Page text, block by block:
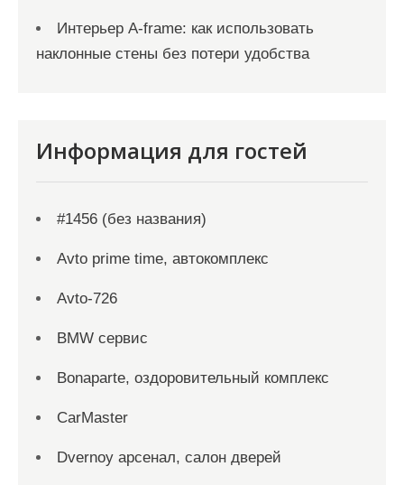
Интерьер A-frame: как использовать
наклонные стены без потери удобства
Информация для гостей
#1456 (без названия)
Avto prime time, автокомплекс
Avto-726
BMW сервис
Bonaparte, оздоровительный комплекс
CarMaster
Dvernoy арсенал, салон дверей